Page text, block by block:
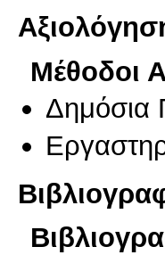
Μέθοδοι
Δημόσια